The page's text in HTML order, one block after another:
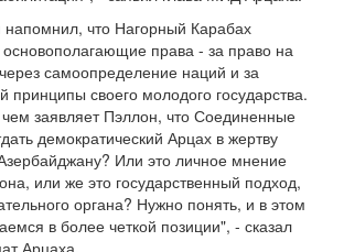
напомнил, что Нагорный Карабах
основополагающие права - за право на
самоопределение наций и за
принципы своего молодого государства.
заявляет Пэллон, что Соединенные
демократический Арцах в жертву
Или это личное мнение
или же это государственный подход,
органа? Нужно понять, и в этом
в более четкой позиции", - сказал